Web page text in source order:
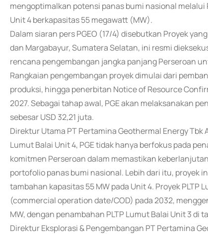
mengoptimalkan potensi panas bumi nasional melalui
Unit 4 berkapasitas 55 megawatt (MW).
Dalam siaran pers PGEO (17/4) disebutkan Proyek
dan Margabayur, Sumatera Selatan, ini resmi
rencana pengembangan jangka panjang Perseroan
Rangkaian pengembangan proyek dimulai dari
produksi, hingga penerbitan Notice of Resource
2027. Sebagai tahap awal, PGE akan melaksanakan
sebesar USD 32,21 juta.
Direktur Utama PT Pertamina Geothermal Energy Tbk
Lumut Balai Unit 4, PGE tidak hanya berfokus pada
komitmen Perseroan dalam memastikan
portofolio panas bumi nasional. Lebih dari itu, proyek
tambahan kapasitas 55 MW pada Unit 4. Proyek
(commercial operation date/COD) pada 2032,
MW, dengan penambahan PLTP Lumut Balai Unit 3 di
Direktur Eksplorasi & Pengembangan PT Pertamina